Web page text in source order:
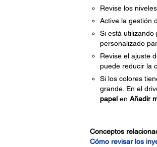
Revise los
Active la gestión
Si está
personalizado
Revise el ajuste
puede reducir la
Si los colores
grande. En el
papelen Añadir
Conceptos
Cómo revisar los